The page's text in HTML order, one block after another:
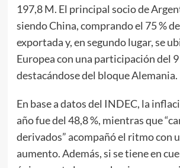
197,8 M. El principal socio de
siendo China, comprando el 75 %
exportada y, en segundo lugar, se
Europea con una participación del 9
destacándose del bloque Alemania.
En base a datos del INDEC, la
año fue del 48,8 %, mientras que
derivados” acompañó el ritmo con
aumento. Además, si se tiene en